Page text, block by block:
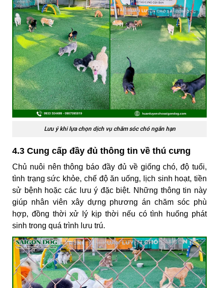
Lưu ý khi lựa chọn dịch vụ chăm sóc chó ngắn hạn
4.3 Cung cấp đầy đủ thông tin về thú cưng
Chủ nuôi nên thông báo đầy đủ về giống chó, độ tuổi,
tình trạng sức khỏe, chế độ ăn uống, lịch sinh hoạt, tiền
sử bệnh hoặc các lưu ý đặc biệt. Những thông tin này
giúp nhân viên xây dựng phương án chăm sóc phù
hợp, đồng thời xử lý kịp thời nếu có tình huống phát
sinh trong quá trình lưu trú.